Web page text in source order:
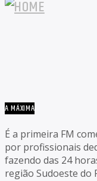
A MÁXIMA
É a primeira FM
por profissionais
fazendo das 24
região Sudoeste do